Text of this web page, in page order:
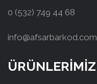
0 (532) 749 44 68
info@afsarbarkod.com
ÜRÜNLERİMİZ